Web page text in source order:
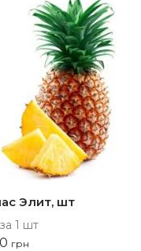
Элит, шт
1 шт
грн